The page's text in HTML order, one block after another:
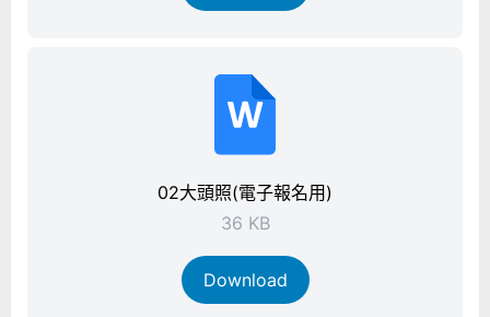
02大頭照(電子報名用)
36 KB
Download